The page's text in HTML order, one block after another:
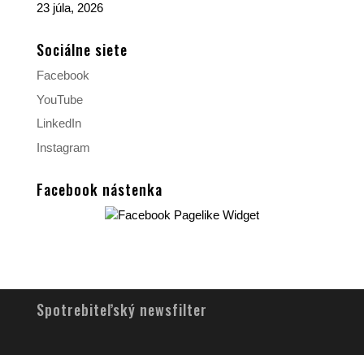
23 júla, 2026
Sociálne siete
Facebook
YouTube
LinkedIn
Instagram
Facebook nástenka
Spotrebiteľský newsfilter